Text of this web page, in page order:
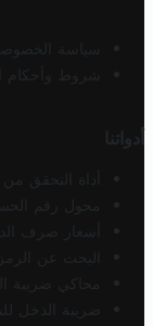
سياسة
شروط وأحكام
أدواتنا
أداة التحقق
محول رقم
أسعار صرف
البحث عن
محاكي ضريبة
ضريبة الدخل